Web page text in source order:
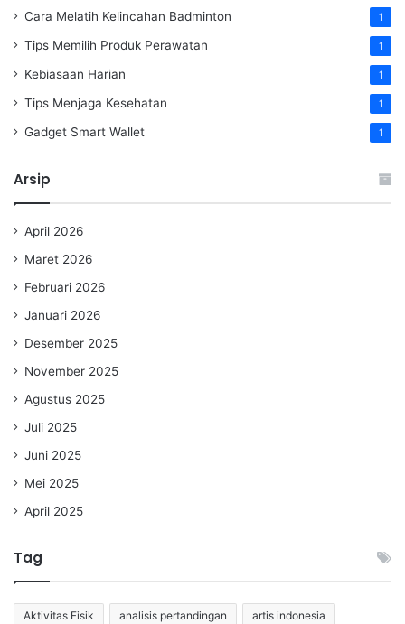
Cara Melatih Kelincahan Badminton 1
Tips Memilih Produk Perawatan 1
Kebiasaan Harian 1
Tips Menjaga Kesehatan 1
Gadget Smart Wallet 1
Arsip
April 2026
Maret 2026
Februari 2026
Januari 2026
Desember 2025
November 2025
Agustus 2025
Juli 2025
Juni 2025
Mei 2025
April 2025
Tag
Aktivitas Fisik analisis pertandingan artis indonesia